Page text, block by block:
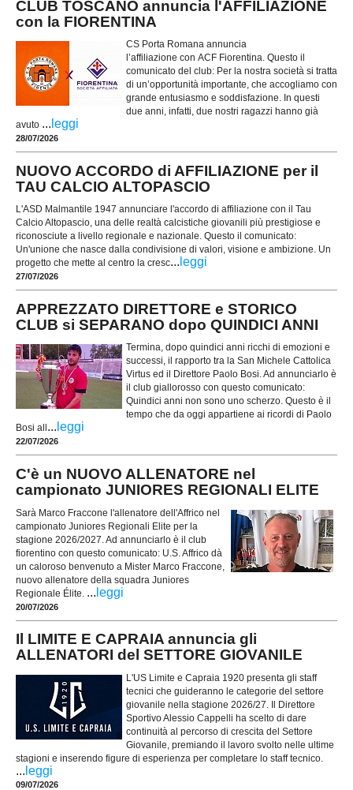
CLUB TOSCANO annuncia l'AFFILIAZIONE
con la FIORENTINA
CS Porta Romana annuncia
l’affiliazione con ACF Fiorentina. Questo il
comunicato del club: Per la nostra società si tratta
di un’opportunità importante, che accogliamo con
grande entusiasmo e soddisfazione. In questi
due anni, infatti, due nostri ragazzi hanno già
avuto ... leggi
28/07/2026
NUOVO ACCORDO di AFFILIAZIONE per il
TAU CALCIO ALTOPASCIO
L'ASD Malmantile 1947 annunciare l'accordo di affiliazione con il Tau
Calcio Altopascio, una delle realtà calcistiche giovanili più prestigiose e
riconosciute a livello regionale e nazionale. Questo il comunicato:
Un'unione che nasce dalla condivisione di valori, visione e ambizione. Un
progetto che mette al centro la cresc... leggi
27/07/2026
APPREZZATO DIRETTORE e STORICO
CLUB si SEPARANO dopo QUINDICI ANNI
Termina, dopo quindici anni ricchi di emozioni e
successi, il rapporto tra la San Michele Cattolica
Virtus ed il Direttore Paolo Bosi. Ad annunciarlo è
il club giallorosso con questo comunicato:
Quindici anni non sono uno scherzo. Questo è il
tempo che da oggi appartiene ai ricordi di Paolo
Bosi all ... leggi
22/07/2026
C'è un NUOVO ALLENATORE nel
campionato JUNIORES REGIONALI ELITE
Sarà Marco Fraccone l'allenatore dell'Affrico nel
campionato Juniores Regionali Elite per la
stagione 2026/2027. Ad annunciarlo è il club
fiorentino con questo comunicato: U.S. Affrico dà
un caloroso benvenuto a Mister Marco Fraccone,
nuovo allenatore della squadra Juniores
Regionale Élite. ... leggi
20/07/2026
Il LIMITE E CAPRAIA annuncia gli
ALLENATORI del SETTORE GIOVANILE
L'US Limite e Capraia 1920 presenta gli staff
tecnici che guideranno le categorie del settore
giovanile nella stagione 2026/27. Il Direttore
Sportivo Alessio Cappelli ha scelto di dare
continuità al percorso di crescita del Settore
Giovanile, premiando il lavoro svolto nelle ultime
stagioni e inserendo figure di esperienza per completare lo staff tecnico.
... leggi
09/07/2026